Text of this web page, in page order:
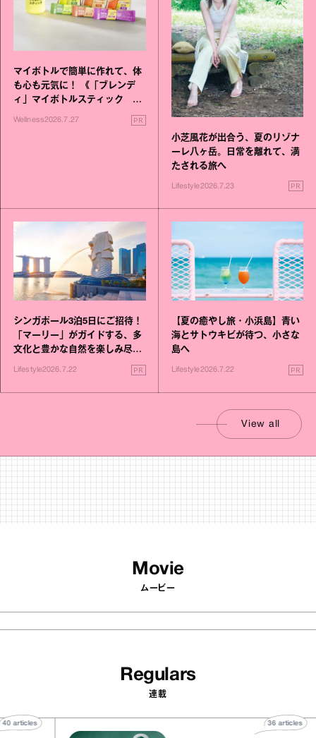
マイボトルで簡単に作れて、体
も心も元気に！ 《「ブレンデ
ィ」マイボトルスティック い
いこと毎日》シリーズが誕生
Wellness2026.7.27 PR
小芝風花が出合う、夏のリゾナ
ーレ八ヶ岳。日常を離れて、満
たされる旅へ
Lifestyle2026.7.23 PR
シンガポール3泊5日にご招待！
「マーリー」がガイドする、多
文化と豊かな自然を楽しみ尽く
Lifestyle2026.7.22 PR
【夏の癒やし旅・小浜島】青い
海とサトウキビが待つ、小さな
島へ
Lifestyle2026.7.22 PR
View all
Movie
ムービー
Regulars
連載
40articles 36